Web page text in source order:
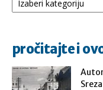
pročitajte i